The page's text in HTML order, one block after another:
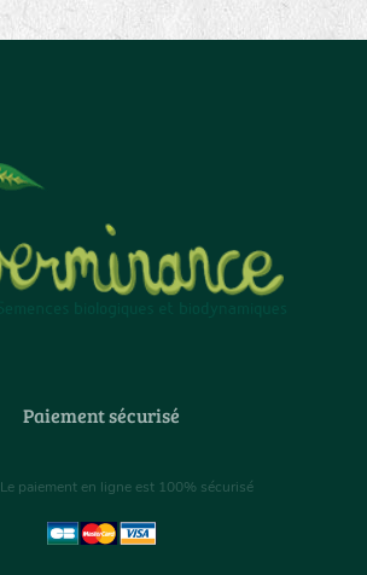
Paiement sécurisé
Le paiement en ligne est 100% sécurisé